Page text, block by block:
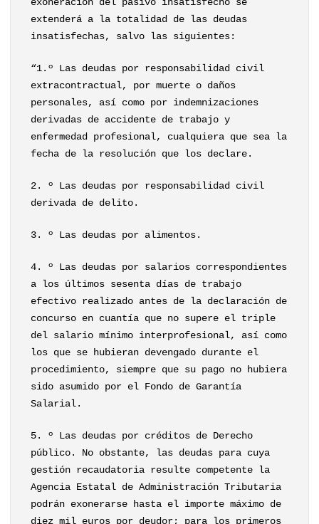
extenderá a la totalidad de las deudas
insatisfechas, salvo las siguientes:
“1.º Las deudas por responsabilidad civil
extracontractual, por muerte o daños
personales, así como por indemnizaciones
derivadas de accidente de trabajo y
enfermedad profesional, cualquiera que sea la
fecha de la resolución que los declare.
2. º Las deudas por responsabilidad civil
derivada de delito.
3. º Las deudas por alimentos.
4. º Las deudas por salarios correspondientes
a los últimos sesenta días de trabajo
efectivo realizado antes de la declaración de
concurso en cuantía que no supere el triple
del salario mínimo interprofesional, así como
los que se hubieran devengado durante el
procedimiento, siempre que su pago no hubiera
sido asumido por el Fondo de Garantía
Salarial.
5. º Las deudas por créditos de Derecho
público. No obstante, las deudas para cuya
gestión recaudatoria resulte competente la
Agencia Estatal de Administración Tributaria
podrán exonerarse hasta el importe máximo de
diez mil euros por deudor; para los primeros